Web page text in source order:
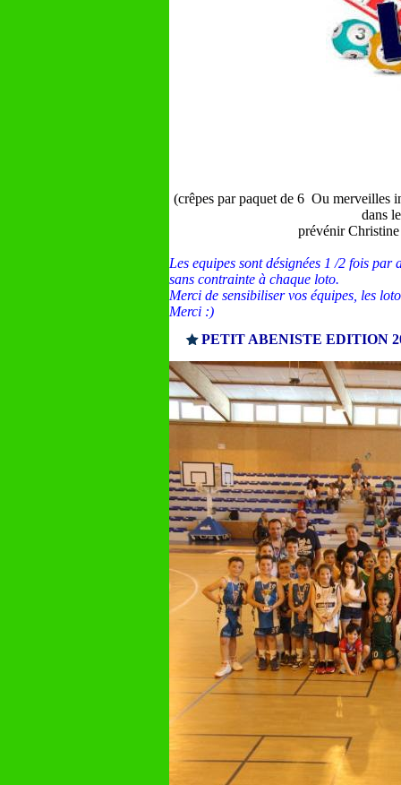
(crêpes par paquet de 6 Ou merveilles
dans
prévénir Christine
Les equipes sont désignées 1 /2 fois
sans contrainte à chaque loto.
Merci de sensibiliser vos équipes, les
Merci :)
PETIT ABENISTE EDITION